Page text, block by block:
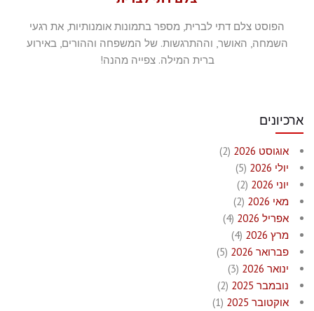
הפוסט צלם דתי לברית, מספר בתמונות אומנותיות, את רגעי
השמחה, האושר, וההתרגשות. של המשפחה וההורים, באירוע
ברית המילה. צפייה מהנה!
ארכיונים
אוגוסט 2026
(2)
יולי 2026
(5)
יוני 2026
(2)
מאי 2026
(2)
אפריל 2026
(4)
מרץ 2026
(4)
פברואר 2026
(5)
ינואר 2026
(3)
נובמבר 2025
(2)
אוקטובר 2025
(1)